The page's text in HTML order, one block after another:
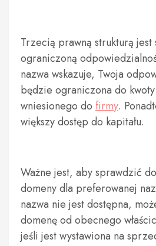
Trzecią prawną strukturą jest
ograniczoną
nazwa wskazuje, Twoja
będzie ograniczona do kwoty
wniesionego do firmy.
większy dostęp do kapitału.
Ważne jest, aby sprawdzić
domeny dla preferowanej
nazwa nie jest dostępna,
domenę od obecnego
jeśli jest wystawiona na